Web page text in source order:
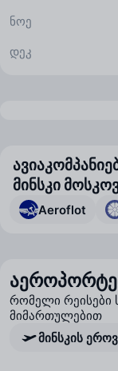
ნოე
დეკ
მინსკი
Aeroflot
რომელი რეისები
მიმართულებით
მინსკის